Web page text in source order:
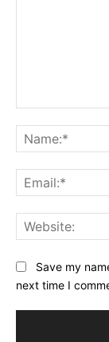
Save my
next time I